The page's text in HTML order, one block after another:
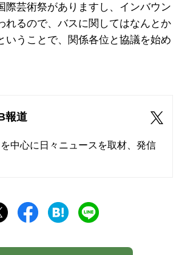
際芸術祭がありますし、インバウン
れるので、バスに関してはなんとか
いうことで、関係各位と協議を始め
報道
中心に日々ニュースを取材、発信